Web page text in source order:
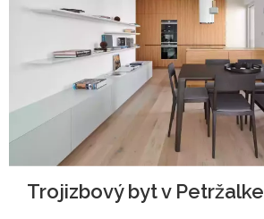
Trojizbový byt v Petržalke